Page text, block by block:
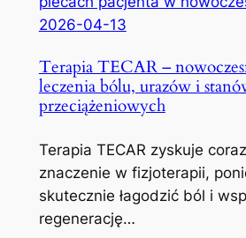
2026-04-13
Terapia TECAR –
leczenia bólu, urazów i
przeciążeniowych
Terapia TECAR zyskuje
znaczenie w fizjoterapii,
skutecznie łagodzić ból i
regenerację…